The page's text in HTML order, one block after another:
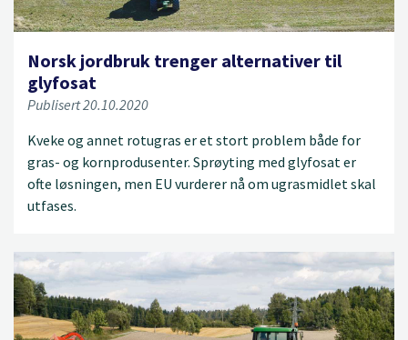
Norsk jordbruk trenger alternativer til
glyfosat
Publisert 20.10.2020
Kveke og annet rotugras er et stort problem både for
gras- og kornprodusenter. Sprøyting med glyfosat er
ofte løsningen, men EU vurderer nå om ugrasmidlet skal
utfases.